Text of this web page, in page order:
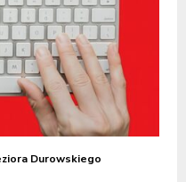
Durowskiego